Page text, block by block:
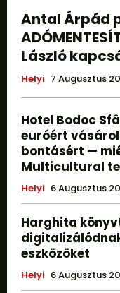
Antal Árpád
László
Helyi 7 Augusztus
Hotel Bodoc
euróért
bontásért —
Multicultural
Helyi 6 Augusztus
Harghita
eszközöket
Helyi 6 Augusztus